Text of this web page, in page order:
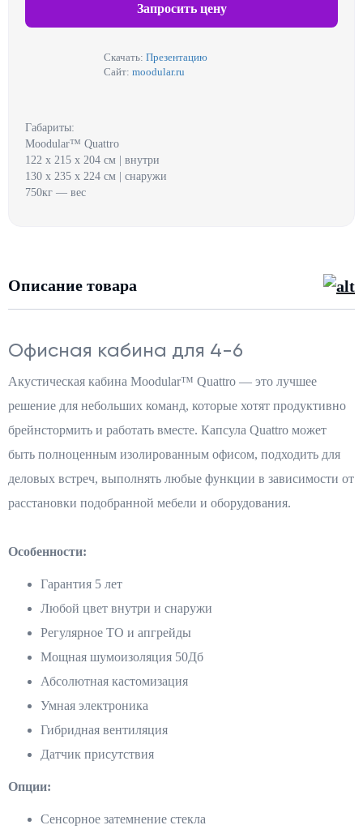
Запросить цену
Скачать: Презентацию
Сайт: moodular.ru
Габариты:
Moodular™ Quattro
122 x 215 x 204 см | внутри
130 x 235 x 224 см | снаружи
750кг — вес
Описание товара
Офисная кабина для 4-6
Акустическая кабина Moodular™ Quattro — это лучшее
решение для небольших команд, которые хотят продуктивно
брейнстормить и работать вместе. Капсула Quattro может
быть полноценным изолированным офисом, подходить для
деловых встреч, выполнять любые функции в зависимости от
расстановки подобранной мебели и оборудования.
Особенности:
Гарантия 5 лет
Любой цвет внутри и снаружи
Регулярное ТО и апгрейды
Мощная шумоизоляция 50Дб
Абсолютная кастомизация
Умная электроника
Гибридная вентиляция
Датчик присутствия
Опции:
Сенсорное затемнение стекла